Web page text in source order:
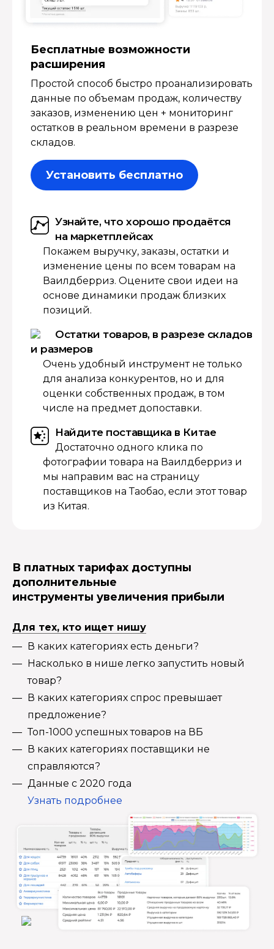
Бесплатные возмож­ности
расширения
Простой способ быстро проанализировать
данные по объемам продаж, количеству
заказов, изменению цен + мониторинг
остатков в реальном времени в разрезе
складов.
Установить бесплатно
Узнайте, что хорошо продаётся
на маркетплейсах
Покажем выручку, заказы, остатки и
изменение цены по всем товарам на
Ваилдберриз. Оцените свои идеи на
основе динамики продаж близких
позиций.
Остатки товаров, в разрезе складов
и размеров
Очень удобный инструмент не только
для анализа конкурентов, но и для
оценки собственных продаж, в том
числе на предмет допоставки.
Найдите поставщика в Китае
Достаточно одного клика по
фотографии товара на Ваилдберриз и
мы направим вас на страницу
поставщиков на Таобао, если этот товар
из Китая.
В платных тарифах доступны
дополнительные
инструменты увеличения прибыли
Для тех, кто ищет нишу
В каких категориях есть деньги?
Насколько в нише легко запустить новый
товар?
В каких категориях спрос превышает
предложение?
Топ-1000 успешных товаров на ВБ
В каких категориях поставщики не
справляются?
Данные с 2020 года
Узнать подробнее